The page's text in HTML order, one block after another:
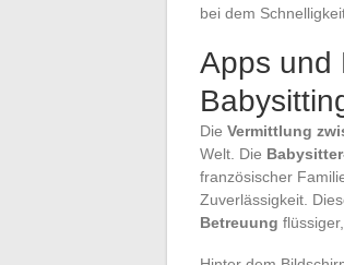
bei dem
Apps und
Die Vermittlung
Welt. Die
französischer
Zuverlässigkeit.
Betreuung